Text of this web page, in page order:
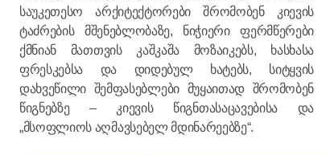
საუკეთესო არქიტექტორები შრომობენ კიევის
ტაძრების მშენებლობაზე, ნიჭიერი ფერმწერები
ქმნიან მათთვის კაშკაშა მოზაიკებს, ხასხასა
ფრესკებსა და დიდებულ ხატებს, სიტყვის
დახვეწილი შემფასებლები მუყაითად შრომობენ
წიგნებზე – კიევის წიგნთასაცავებისა და
„მსოფლიოს აღმავსებელ მდინარეებზე“.